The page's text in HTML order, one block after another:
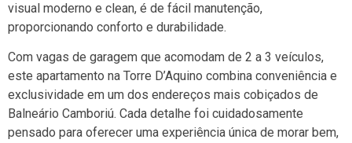
visual moderno e clean, é de fácil manutenção,
proporcionando conforto e durabilidade.
Com vagas de garagem que acomodam de 2 a 3 veículos,
este apartamento na Torre D’Aquino combina conveniência e
exclusividade em um dos endereços mais cobiçados de
Balneário Camboriú. Cada detalhe foi cuidadosamente
pensado para oferecer uma experiência única de morar bem,